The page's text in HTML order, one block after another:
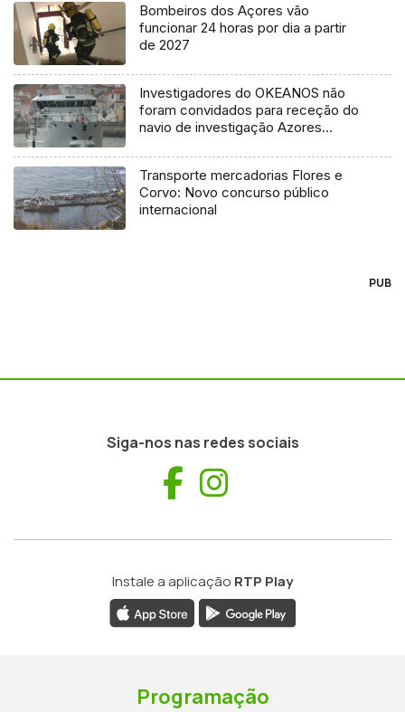
Bombeiros dos Açores vão
funcionar 24 horas por dia a partir
de 2027
Investigadores do OKEANOS não
foram convidados para receção do
navio de investigação Azores
Transporte mercadorias Flores e
Corvo: Novo concurso público
internacional
PUB
Siga-nos nas redes sociais
Facebook
Instale a aplicação RTP Play
Programação